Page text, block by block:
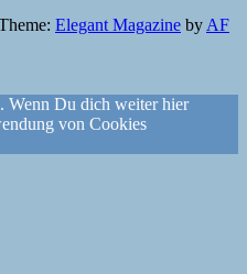
Elegant Magazine by AF
Wenn Du dich weiter hier
von Cookies